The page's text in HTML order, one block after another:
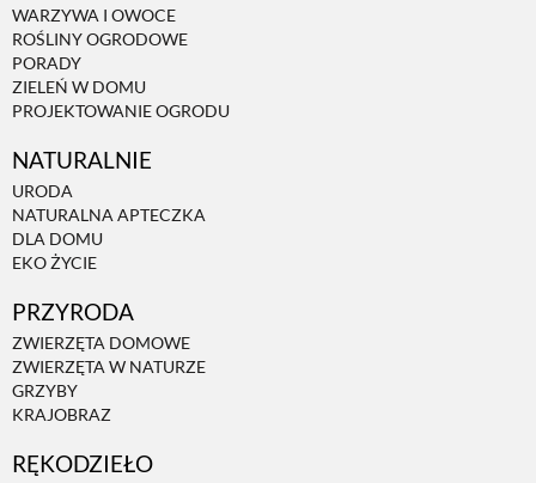
WARZYWA I OWOCE
ROŚLINY OGRODOWE
PORADY
ZIELEŃ W DOMU
PROJEKTOWANIE OGRODU
NATURALNIE
URODA
NATURALNA APTECZKA
DLA DOMU
EKO ŻYCIE
PRZYRODA
ZWIERZĘTA DOMOWE
ZWIERZĘTA W NATURZE
GRZYBY
KRAJOBRAZ
RĘKODZIEŁO